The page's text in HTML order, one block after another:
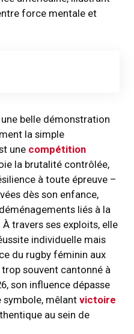
force mentale et
belle démonstration
la simple
une compétition
la brutalité contrôlée,
à toute épreuve –
dès son enfance,
liés à la
travers ses exploits, elle
individuelle mais
du rugby féminin aux
souvent cantonné à
son influence dépasse
symbole, mêlantvictoire
au sein de